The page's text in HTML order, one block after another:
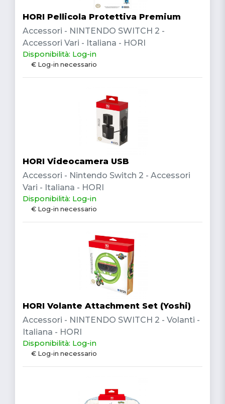
HORI Pellicola Protettiva Premium
Accessori - NINTENDO SWITCH 2 -
Accessori Vari - Italiana - HORI
Disponibilità: Log-in
€ Log-in necessario
HORI Videocamera USB
Accessori - Nintendo Switch 2 - Accessori
Vari - Italiana - HORI
Disponibilità: Log-in
€ Log-in necessario
HORI Volante Attachment Set (Yoshi)
Accessori - NINTENDO SWITCH 2 - Volanti -
Italiana - HORI
Disponibilità: Log-in
€ Log-in necessario